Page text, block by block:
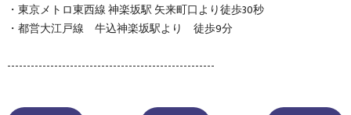
・東京メトロ東西線 神楽坂駅 矢来町口より徒歩30秒
・都営大江戸線 牛込神楽坂駅より 徒歩9分
-----------------------------------------------------